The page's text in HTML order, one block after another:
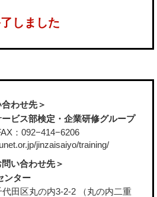
しました
わせ先＞
ビス部検定・企業研修グループ
：092−414−6206
jinzaisaiyo/training/
い合わせ先＞
ンター
田区丸の内3-2-2 （丸の内二重